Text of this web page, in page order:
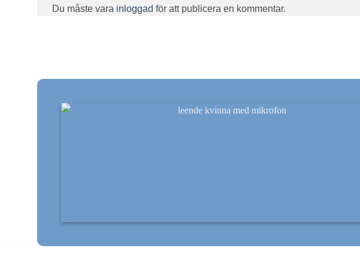
Du måste vara inloggad för att publicera en kommentar.